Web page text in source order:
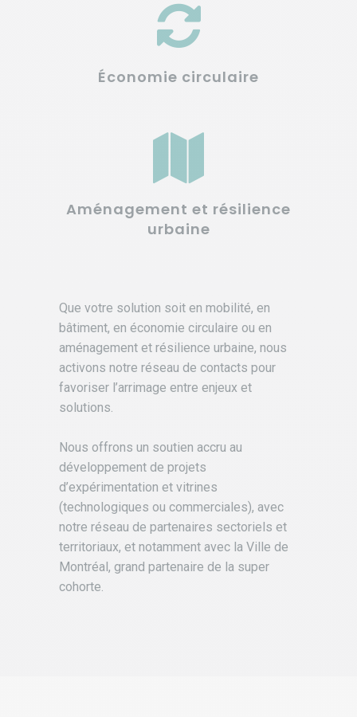
Économie circulaire
Aménagement et résilience
urbaine
Que votre solution soit en mobilité, en
bâtiment, en économie circulaire ou en
aménagement et résilience urbaine, nous
activons notre réseau de contacts pour
favoriser l’arrimage entre enjeux et
solutions.
Nous offrons un soutien accru au
développement de projets
d’expérimentation et vitrines
(technologiques ou commerciales), avec
notre réseau de partenaires sectoriels et
territoriaux, et notamment avec la Ville de
Montréal, grand partenaire de la super
cohorte.